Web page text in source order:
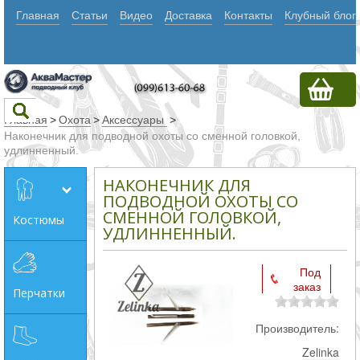
Главная Статьи Видео Доставка Контакты Клубный блог
Текст
Искать
Любое из
слов
Все
слова
Точное
Главная >Охота >Аксессуары >
Наконечник для подводной охоты со сменной головкой,
удлинненный.
Костюмы
Перчатки
НАКОНЕЧНИК ДЛЯ
ПОДВОДНОЙ ОХОТЫ СО
СМЕННОЙ ГОЛОВКОЙ,
УДЛИННЕННЫЙ.
Под
заказ
Производитель:
Zelinka